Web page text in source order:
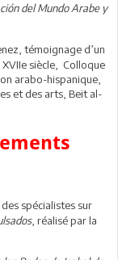
del Mundo Arabe y
témoignage d’un
siècle, Colloque
arabo-hispanique,
et des arts, Beit al-
spécialistes sur
, réalisé par la